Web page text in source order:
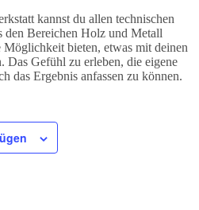
kannst du allen technischen
den Bereichen Holz und Metall
bieten, etwas mit deinen
Das Gefühl zu erleben, die eigene
das Ergebnis anfassen zu können.